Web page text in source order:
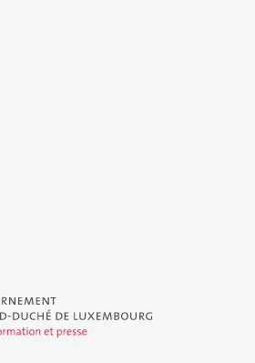
Duché de Luxembourg - Service